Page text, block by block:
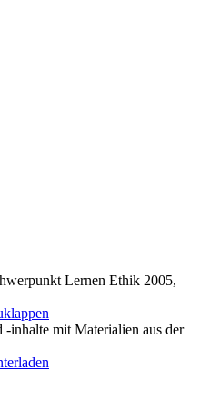
Lernen Ethik 2005,
inhalte mit Materialien aus der